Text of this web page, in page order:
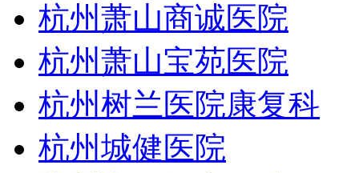
杭州萧山商诚医院
杭州萧山宝苑医院
杭州树兰医院康复科
杭州城健医院